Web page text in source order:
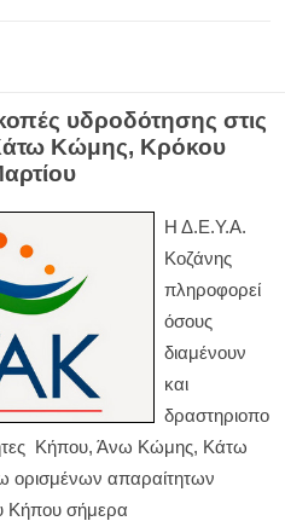
υδροδότησης στις
Κώμης, Κρόκου
Η Δ.Ε.Υ.Α.
Κοζάνης
πληροφορεί
όσους
διαμένουν
και
δραστηριοπο
Κήπου, Άνω Κώμης, Κάτω
ορισμένων απαραίτητων
Κήπου σήμερα